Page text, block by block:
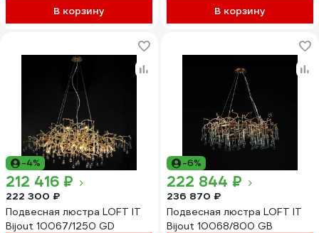
В корзину В корзину
-4%
212 416 ₽
222 300 ₽
Подвесная люстра LOFT IT
Bijout 10067/1250 GD
-6%
222 844 ₽
236 870 ₽
Подвесная люстра LOFT IT
Bijout 10068/800 GB